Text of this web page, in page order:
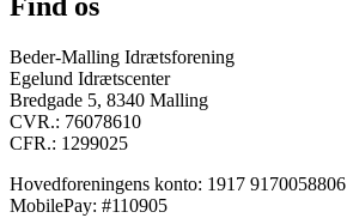
Beder-Malling Idrætsforening
Egelund Idrætscenter
Bredgade 5, 8340 Malling
CVR.: 76078610
CFR.: 1299025
Hovedforeningens konto: 1917 9170058806
MobilePay: #110905